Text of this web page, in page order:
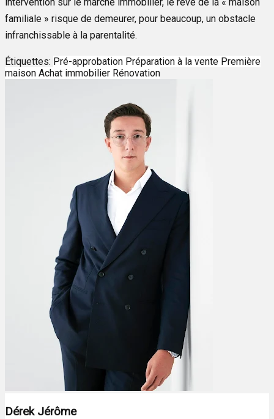
familiale » risque de demeurer, pour beaucoup, un obstacle
infranchissable à la parentalité.
Étiquettes: Pré-approbation Préparation à la vente Première
maison Achat immobilier Rénovation
Dérek Jérôme